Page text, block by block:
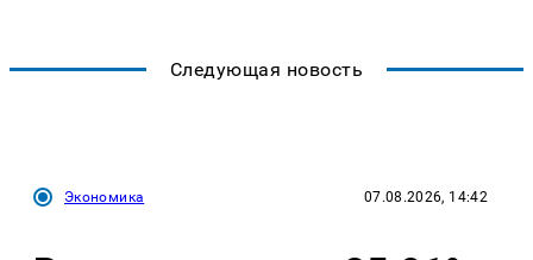
Следующая новость
Экономика 07.08.2026, 14:42